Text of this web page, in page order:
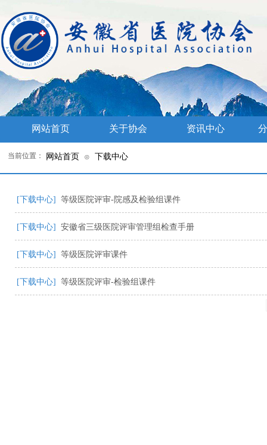
网站首页 关于协会 资讯中心
网站首页 ⊙ 下载中心
当前位置：
[下载中心] 等级医院评审-院感及检验组课件
[下载中心] 安徽省三级医院评审管理组检查手册
[下载中心] 等级医院评审课件
[下载中心] 等级医院评审-检验组课件